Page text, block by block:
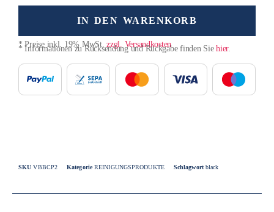
IN DEN WARENKORB
* Preise inkl. 19% MwSt.zzgl. Versandkosten
* Informationen zu Rücksendung und Rückgabe finden Siehier.
SKUVBBCP2 Kategorie REINIGUNGSPRODUKTE Schlagwort black